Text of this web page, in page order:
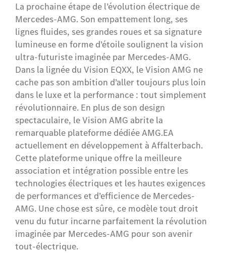
La prochaine étape de l’évolution électrique de
Mercedes-AMG. Son empattement long, ses
lignes fluides, ses grandes roues et sa signature
lumineuse en forme d’étoile soulignent la vision
ultra-futuriste imaginée par Mercedes-AMG.
Dans la lignée du Vision EQXX, le Vision AMG ne
cache pas son ambition d’aller toujours plus loin
dans le luxe et la performance : tout simplement
révolutionnaire. En plus de son design
spectaculaire, le Vision AMG abrite la
remarquable plateforme dédiée AMG.EA
actuellement en développement à Affalterbach.
Cette plateforme unique offre la meilleure
association et intégration possible entre les
technologies électriques et les hautes exigences
de performances et d’efficience de Mercedes-
AMG. Une chose est sûre, ce modèle tout droit
venu du futur incarne parfaitement la révolution
imaginée par Mercedes-AMG pour son avenir
tout-électrique.